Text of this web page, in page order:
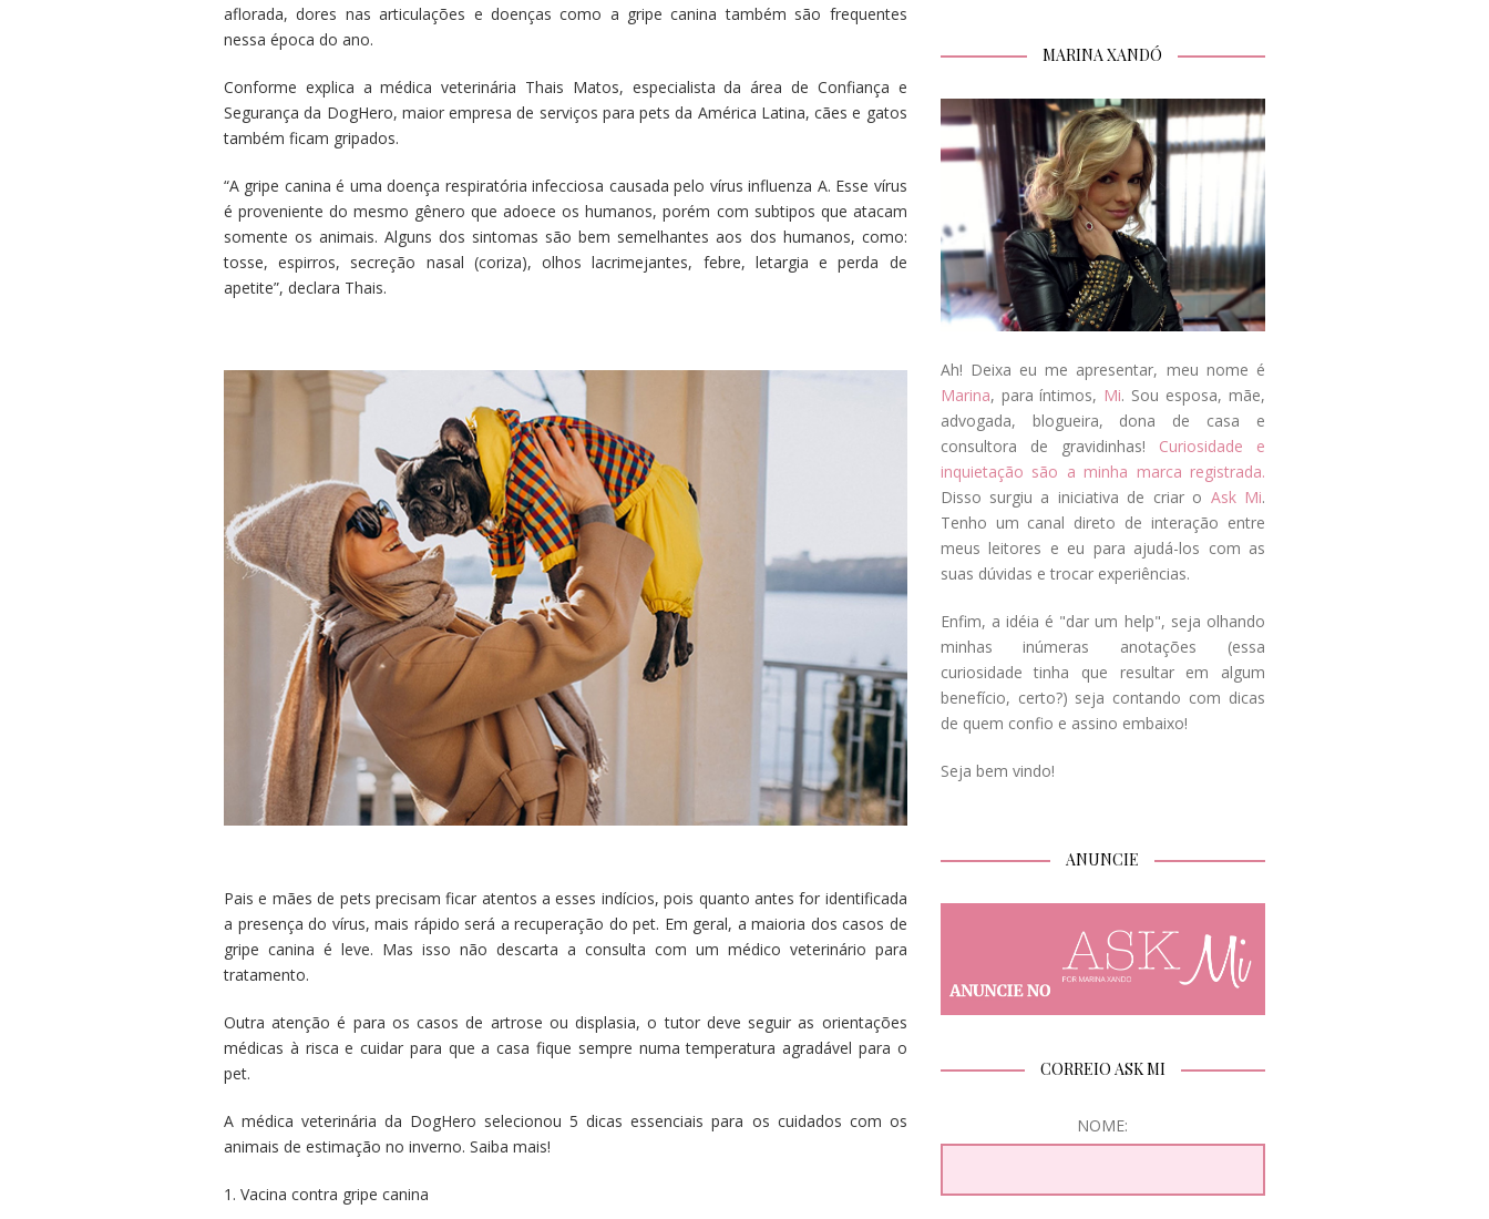
aflorada, dores nas articulações e doenças como a gripe canina também são frequentes
nessa época do ano.
Conforme explica a médica veterinária Thais Matos, especialista da área de Confiança e
Segurança da DogHero, maior empresa de serviços para pets da América Latina, cães e gatos
também ficam gripados.
“A gripe canina é uma doença respiratória infecciosa causada pelo vírus influenza A. Esse vírus
é proveniente do mesmo gênero que adoece os humanos, porém com subtipos que atacam
somente os animais. Alguns dos sintomas são bem semelhantes aos dos humanos, como:
tosse, espirros, secreção nasal (coriza), olhos lacrimejantes, febre, letargia e perda de
apetite”, declara Thais.
Pais e mães de pets precisam ficar atentos a esses indícios, pois quanto antes for identificada
a presença do vírus, mais rápido será a recuperação do pet. Em geral, a maioria dos casos de
gripe canina é leve. Mas isso não descarta a consulta com um médico veterinário para
tratamento.
Outra atenção é para os casos de artrose ou displasia, o tutor deve seguir as orientações
médicas à risca e cuidar para que a casa fique sempre numa temperatura agradável para o
pet.
A médica veterinária da DogHero selecionou 5 dicas essenciais para os cuidados com os
animais de estimação no inverno. Saiba mais!
1. Vacina contra gripe canina
MARINA XANDÓ
Ah! Deixa eu me apresentar, meu nome é
Marina, para íntimos, Mi. Sou esposa, mãe,
advogada, blogueira, dona de casa e
consultora de gravidinhas! Curiosidade e
inquietação são a minha marca registrada.
Disso surgiu a iniciativa de criar o Ask Mi.
Tenho um canal direto de interação entre
meus leitores e eu para ajudá-los com as
suas dúvidas e trocar experiências.
Enfim, a idéia é "dar um help", seja olhando
minhas inúmeras anotações (essa
curiosidade tinha que resultar em algum
benefício, certo?) seja contando com dicas
de quem confio e assino embaixo!
Seja bem vindo!
ANUNCIE
CORREIO ASK MI
NOME: